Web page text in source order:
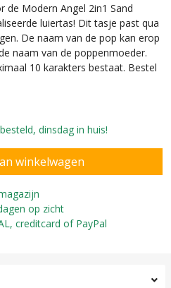
de Modern Angel 2in1 Sand
luiertas! Dit tasje past qua
De naam van de pop kan erop
naam van de poppenmoeder.
10 karakters bestaat. Bestel
dinsdag in huis!
op zicht
creditcard of PayPal